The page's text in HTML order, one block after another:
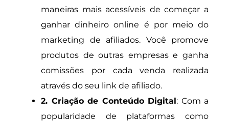
maneiras mais acessíveis de começar a
ganhar dinheiro online é por meio do
marketing de afiliados. Você promove
produtos de outras empresas e ganha
comissões por cada venda realizada
através do seu link de afiliado.
2. Criação de Conteúdo Digital: Com a
popularidade de plataformas como